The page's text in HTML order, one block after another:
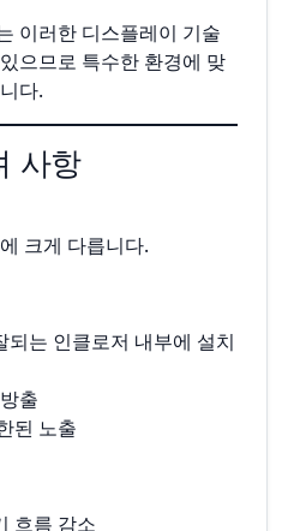
이러한 디스플레이 기술
으므로 특수한 환경에 맞
다.
사항
크게 다릅니다.
되는 인클로저 내부에 설치
출
된 노출
흐름 감소